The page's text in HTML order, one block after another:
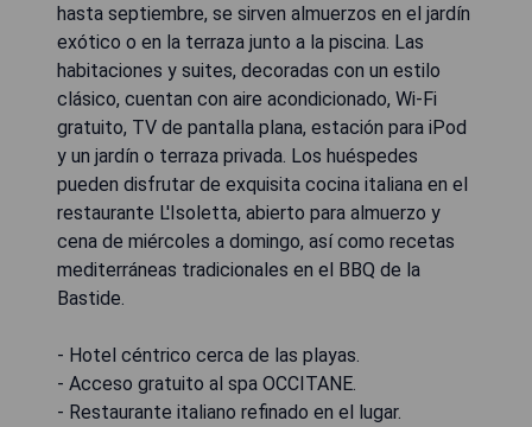
hasta septiembre, se sirven almuerzos en el jardín
exótico o en la terraza junto a la piscina. Las
habitaciones y suites, decoradas con un estilo
clásico, cuentan con aire acondicionado, Wi-Fi
gratuito, TV de pantalla plana, estación para iPod
y un jardín o terraza privada. Los huéspedes
pueden disfrutar de exquisita cocina italiana en el
restaurante L'Isoletta, abierto para almuerzo y
cena de miércoles a domingo, así como recetas
mediterráneas tradicionales en el BBQ de la
Bastide.
- Hotel céntrico cerca de las playas.
- Acceso gratuito al spa OCCITANE.
- Restaurante italiano refinado en el lugar.